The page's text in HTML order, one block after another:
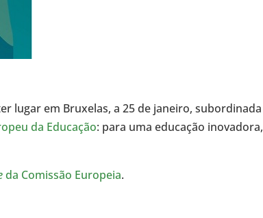
lugar em Bruxelas, a 25 de janeiro, subordinada
da Educação: para uma educação inovadora,
da Comissão Europeia.